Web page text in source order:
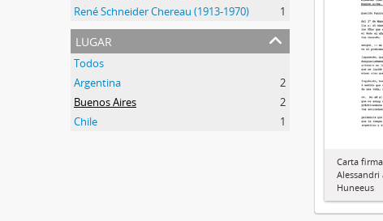
René Schneider Chereau (1913-1970)
1
lugar
Todos
Argentina
2
Buenos Aires
2
Chile
1
Carta
Alessandri
Huneeus